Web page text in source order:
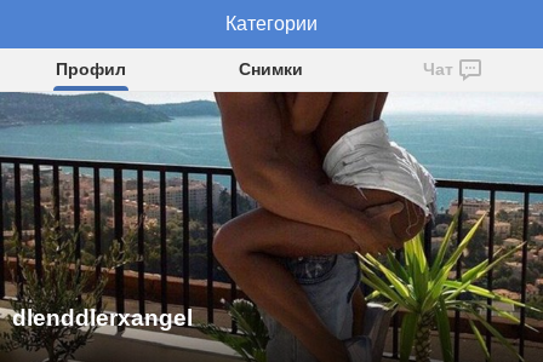
dlenddlerxangel
Профил Снимки Чат
dlenddlerxangel
Категории